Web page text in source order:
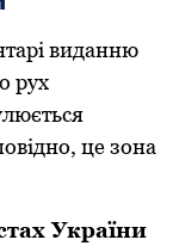
виданню
рух
це зона
України